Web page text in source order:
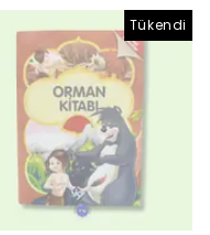
Tükendi